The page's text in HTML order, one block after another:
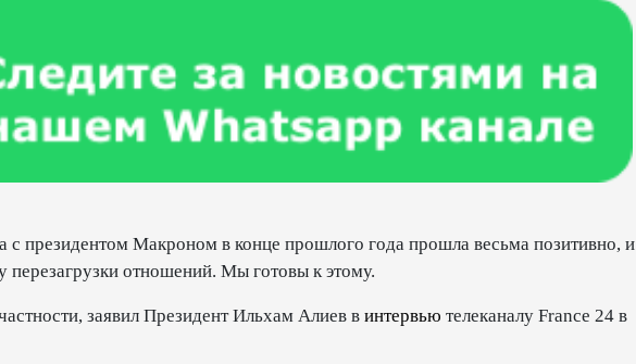
Макроном в конце прошлого года прошла весьма позитивно, и
перезагрузки отношений. Мы готовы к этому.
заявил Президент Ильхам Алиев в интервью телеканалу France 24 в